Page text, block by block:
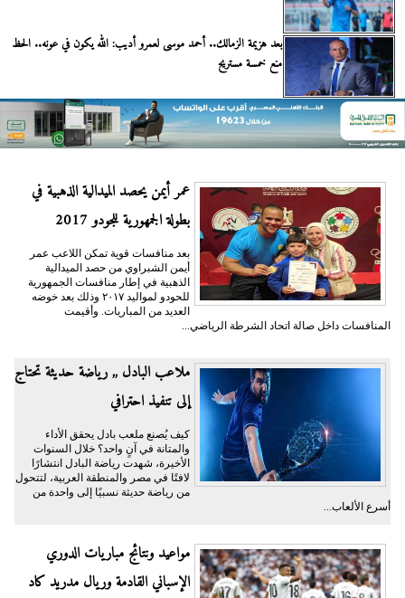
بعد هزيمة الزمالك.. أحمد موسى لعمرو أديب: الله يكون في عونه.. الحظ
منع خمسة مستريح
عمر أيمن يحصد الميدالية الذهبية في
بطولة الجمهورية للجودو 2017
بعد منافسات قوية تمكن اللاعب عمر
أيمن الشبراوي من حصد الميدالية
الذهبية في إطار منافسات الجمهورية
للحودو لمواليد ٢٠١٧ وذلك بعد خوضه
العديد من المباريات. وأقيمت
المنافسات داخل صالة اتحاد الشرطة الرياضي...
ملاعب البادل ,, رياضة حديثة تحتاج
إلى تنفيذ احترافي
كيف يُصنع ملعب بادل يحقق الأداء
والمتانة في آنٍ واحد؟ خلال السنوات
الأخيرة، شهدت رياضة البادل انتشارًا
لافتًا في مصر والمنطقة العربية، لتتحول
من رياضة حديثة نسبيًا إلى واحدة من
أسرع الألعاب...
مواعيد ونتائج مباريات الدوري
الإسباني القادمة وريال مدريد كاد